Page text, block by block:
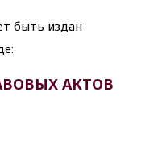
быть издан
АКТОВ